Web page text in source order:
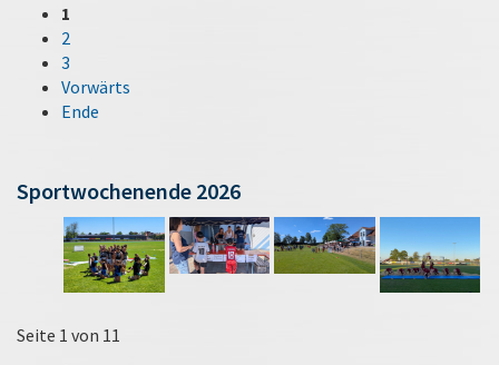
1
2
3
Vorwärts
Ende
Sportwochenende 2026
Seite 1 von 11